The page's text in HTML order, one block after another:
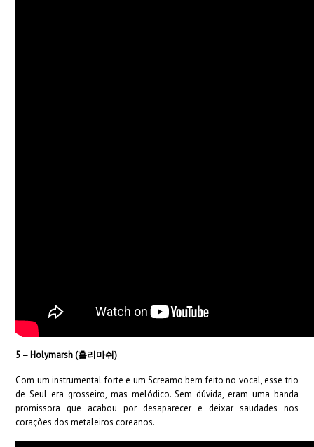
5 – Holymarsh (홀리마쉬)
Com um instrumental forte e um Screamo bem feito no vocal, esse trio
de Seul era grosseiro, mas melódico. Sem dúvida, eram uma banda
promissora que acabou por desaparecer e deixar saudades nos
corações dos metaleiros coreanos.